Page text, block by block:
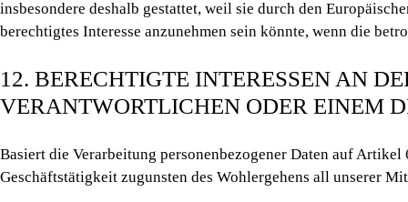
insbesondere deshalb gestattet, weil sie durch den
berechtigtes Interesse anzunehmen sein könnte, wenn die
12. BERECHTIGTE INTERESSEN AN
VERANTWORTLICHEN ODER EINEM
Basiert die Verarbeitung personenbezogener Daten auf
Geschäftstätigkeit zugunsten des Wohlergehens all unserer